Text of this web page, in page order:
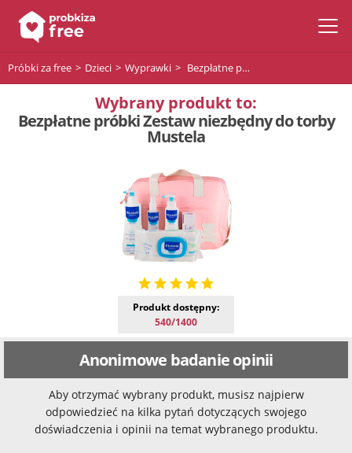
Próbki za free Dzieci Wyprawki Bezpłatne próbki Zestaw niezbędny do torby Mustela
Wybrany produkt to:
Bezpłatne próbki Zestaw niezbędny do torby
Mustela
Produkt dostępny:
540/1400
Anonimowe badanie opinii
Aby otrzymać wybrany produkt, musisz najpierw
odpowiedzieć na kilka pytań dotyczących swojego
doświadczenia i opinii na temat wybranego produktu.